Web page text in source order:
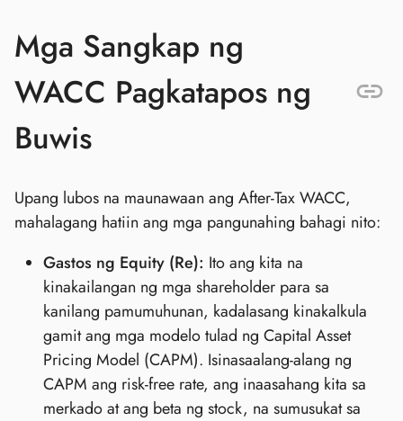
Mga Sangkap ng
WACC Pagkatapos ng
Buwis
Upang lubos na maunawaan ang After-Tax WACC,
mahalagang hatiin ang mga pangunahing bahagi nito:
Gastos ng Equity (Re): Ito ang kita na
kinakailangan ng mga shareholder para sa
kanilang pamumuhunan, kadalasang kinakalkula
gamit ang mga modelo tulad ng Capital Asset
Pricing Model (CAPM). Isinasaalang-alang ng
CAPM ang risk-free rate, ang inaasahang kita sa
merkado at ang beta ng stock, na sumusukat sa